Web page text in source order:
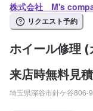
株式会社 M's
リクエスト予約
ホイール修理 (
来店時無料見積
埼玉県深谷市針ケ谷806‐9